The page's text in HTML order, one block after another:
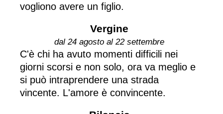
vogliono avere un figlio.
Vergine
dal 24 agosto al 22 settembre
C'è chi ha avuto momenti difficili nei
giorni scorsi e non solo, ora va meglio e
si può intraprendere una strada
vincente. L'amore è convincente.